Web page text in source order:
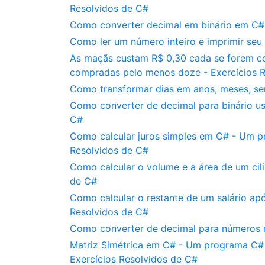
Resolvidos de C#
Como converter decimal em binário em
Como ler um número inteiro e imprimir
As maçãs custam R$ 0,30 cada se forem
compradas pelo menos doze - Exercícios
Como transformar dias em anos, meses,
Como converter de decimal para binário
C#
Como calcular juros simples em C# - Um
Resolvidos de C#
Como calcular o volume e a área de um
de C#
Como calcular o restante de um salário
Resolvidos de C#
Como converter de decimal para
Matriz Simétrica em C# - Um programa
Exercícios Resolvidos de C#